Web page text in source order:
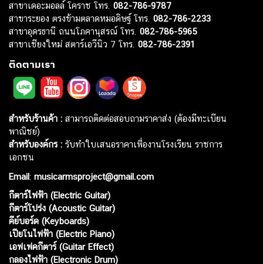
สาขาเดอะมอลล์ โคราช โทร. 082-786-9787
สาขาระยอง ตรงข้ามตลาดหมอดิษฐ์ โทร. 082-786-2233
สาขาอุดรธานี ถนนโภคานุสรณ์ โทร. 082-786-5965
สาขาเชียงใหม่ สตาร์เอวีนิว 7 โทร. 082-786-2391
ติดตามเรา
สำหรับร้านค้า : สามารถติดต่อสอบถามราคาส่ง (ต้องมีทะเบียน
พาณิชย์)
สำหรับองค์กร : รับทำใบเสนอราคาเพื่องานโรงเรียน ราชการ
เอกชน
Email: musicarmsproject@gmail.com
กีตาร์ไฟฟ้า (Electric Guitar)
กีตาร์โปร่ง (Acoustic Guitar)
คีย์บอร์ด (Keyboards)
เปียโนไฟฟ้า (Electric Piano)
เอฟเฟคกีตาร์ (Guitar Effect)
กลองไฟฟ้า (Electronic Drum)